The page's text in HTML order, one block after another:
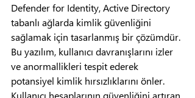
Defender for Identity, Active Directory
tabanlı ağlarda kimlik güvenliğini
sağlamak için tasarlanmış bir çözümdür.
Bu yazılım, kullanıcı davranışlarını izler
ve anormallikleri tespit ederek
potansiyel kimlik hırsızlıklarını önler.
Kullanıcı hesaplarının güvenliğini artıran